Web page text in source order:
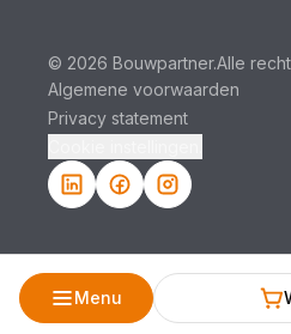
Menu
© 2026 Bouwpartner.Alle
Algemene voorwaarden
Privacy statement